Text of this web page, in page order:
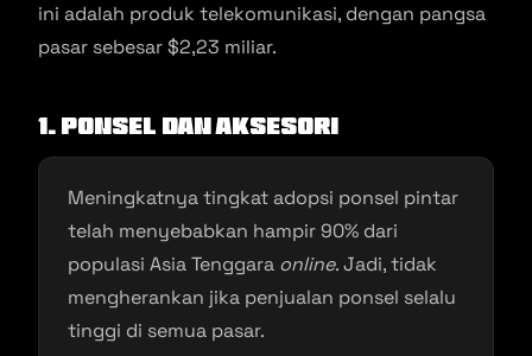
ini adalah produk telekomunikasi, dengan pangsa
pasar sebesar $2,23 miliar.
1. Ponsel dan aksesori
Meningkatnya tingkat adopsi ponsel pintar
telah menyebabkan hampir 90% dari
populasi Asia Tenggara online. Jadi, tidak
mengherankan jika penjualan ponsel selalu
tinggi di semua pasar.